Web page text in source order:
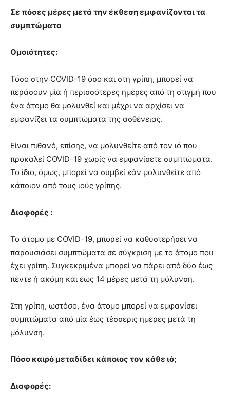
Σε πόσες μέρες μετά την έκθεση εμφανίζονται τα
συμπτώματα
Ομοιότητες:
Τόσο στην COVID-19 όσο και στη γρίπη, μπορεί να
περάσουν μία ή περισσότερες ημέρες από τη στιγμή που
ένα άτομο θα μολυνθεί και μέχρι να αρχίσει να
εμφανίζει τα συμπτώματα της ασθένειας.
Είναι πιθανό, επίσης, να μολυνθείτε από τον ιό που
προκαλεί COVID-19 χωρίς να εμφανίσετε συμπτώματα.
Το ίδιο, όμως, μπορεί να συμβεί εάν μολυνθείτε από
κάποιον από τους ιούς γρίπης.
Διαφορές :
Το άτομο με COVID-19, μπορεί να καθυστερήσει να
παρουσιάσει συμπτώματα σε σύγκριση με το άτομο που
έχει γρίπη. Συγκεκριμένα μπορεί να πάρει από δύο έως
πέντε ή ακόμη και έως 14 μέρες μετά τη μόλυνση.
Στη γρίπη, ωστόσο, ένα άτομο μπορεί να εμφανίσει
συμπτώματα από μία έως τέσσερις ημέρες μετά τη
μόλυνση.
Πόσο καιρό μεταδίδει κάποιος τον κάθε ιό;
Διαφορές: